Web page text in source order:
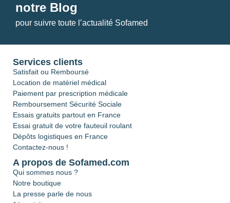
notre Blog
pour suivre toute l’actualité Sofamed
Services clients
Satisfait ou Remboursé
Location de matériel médical
Paiement par prescription médicale
Remboursement Sécurité Sociale
Essais gratuits partout en France
Essai gratuit de votre fauteuil roulant
Dépôts logistiques en France
Contactez-nous !
A propos de Sofamed.com
Qui sommes nous ?
Notre boutique
La presse parle de nous